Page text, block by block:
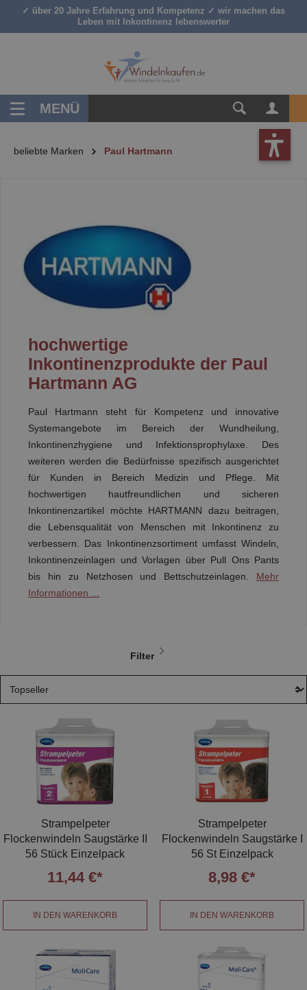
springen
✓ über 20 Jahre Erfahrung und Kompetenz ✓ wir machen das
Leben mit Inkontinenz lebenswerter
MENÜ
beliebte Marken Paul Hartmann
hochwertige
Inkontinenzprodukte der Paul
Hartmann AG
Paul Hartmann steht für Kompetenz und innovative
Systemangebote im Bereich der Wundheilung,
Inkontinenzhygiene und Infektionsprophylaxe. Des
weiteren werden die Bedürfnisse spezifisch ausgerichtet
für Kunden in Bereich Medizin und Pflege. Mit
hochwertigen hautfreundlichen und sicheren
Inkontinenzartikel möchte HARTMANN dazu beitragen,
die Lebensqualität von Menschen mit Inkontinenz zu
verbessern. Das Inkontinenzsortiment umfasst Windeln,
Inkontinenzeinlagen und Vorlagen über Pull Ons Pants
bis hin zu Netzhosen und Bettschutzeinlagen. Mehr
Informationen ...
Filter
Strampelpeter
Flockenwindeln Saugstärke II
56 Stück Einzelpack
11,44 €*
IN DEN WARENKORB
Strampelpeter
Flockenwindeln Saugstärke I
56 St Einzelpack
8,98 €*
IN DEN WARENKORB